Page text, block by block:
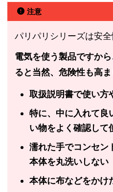
注意
パリパリシリーズは安全
電気を使う製品ですか
ると当然、危険性も高ま
取扱説明書で使い方
特に、中に入れて良
い物をよく確認して
濡れた手でコンセン
本体を丸洗いしない
本体に布などをかけ